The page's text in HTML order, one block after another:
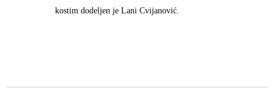
kostim dodeljen je Lani Cvijanović.